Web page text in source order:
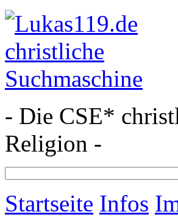
- Die CSE*
Religion -
Startseite Infos